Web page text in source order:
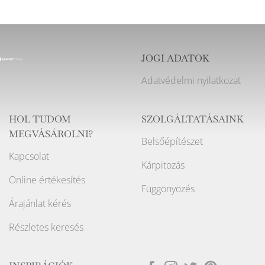
JOGI ADATOK
Adatvédelmi nyilatkozat
HOL TUDOM
MEGVÁSÁROLNI?
Kapcsolat
Online értékesítés
Árajánlat kérés
Részletes keresés
SZOLGÁLTATÁSAINK
Belsőépítészet
Kárpitozás
Függönyözés